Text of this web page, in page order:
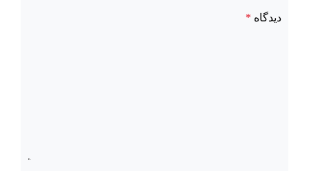
دیدگاه *